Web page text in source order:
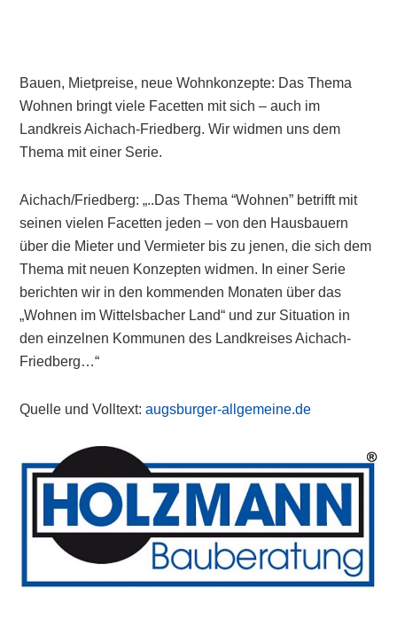
Bauen, Mietpreise, neue Wohnkonzepte: Das Thema
Wohnen bringt viele Facetten mit sich – auch im
Landkreis Aichach-Friedberg. Wir widmen uns dem
Thema mit einer Serie.
Aichach/Friedberg: „..Das Thema “Wohnen” betrifft mit
seinen vielen Facetten jeden – von den Hausbauern
über die Mieter und Vermieter bis zu jenen, die sich dem
Thema mit neuen Konzepten widmen. In einer Serie
berichten wir in den kommenden Monaten über das
„Wohnen im Wittelsbacher Land“ und zur Situation in
den einzelnen Kommunen des Landkreises Aichach-
Friedberg…“
Quelle und Volltext:augsburger-allgemeine.de
Primary
Sidebar